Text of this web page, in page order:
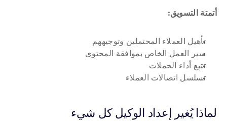
أتمتة التسويق:
تأهيل العملاء المحتملين وتوجيههم
سير العمل الخاص بموافقة المحتوى
تتبع أداء الحملات
تسلسل اتصالات العملاء
لماذا يُغير إعداد الوكيل كل شيء